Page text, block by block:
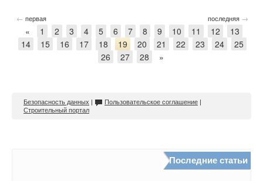
← первая последняя →
« 1 2 3 4 5 6 7 8 9 10 11 12
13
14
15 16 17 18 19 20 21 22 23 24
25
26
27 28 »
Безопасность данных | Пользовательское соглашение |
Строительный портал
Последние статьи